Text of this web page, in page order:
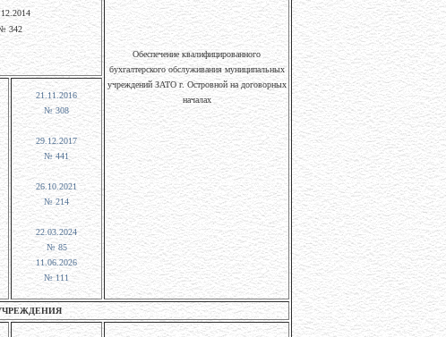
Обеспечение квалифицированного
бухгалтерского обслуживания муниципальных
учреждений ЗАТО г. Островной на договорных
началах
342
21.11.2016
№ 308
29.12.2017
№ 441
26.10.2021
№ 214
22.03.2024
№ 85
11.06.2026
№ 111